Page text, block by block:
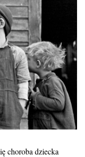
choroba dziecka